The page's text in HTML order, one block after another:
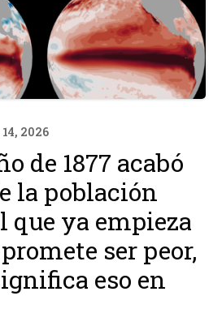
2026
de 1877 acabó
la población
que ya empieza
ser peor,
eso en